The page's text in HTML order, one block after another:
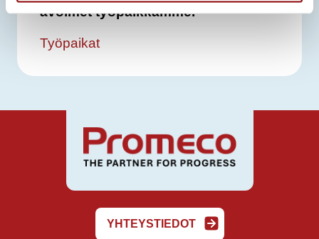
avoimet työpaikkamme.
Työpaikat
YHTEYSTIEDOT